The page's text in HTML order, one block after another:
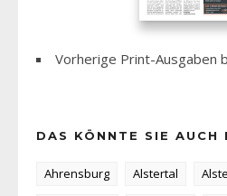
Vorherige Print-Ausgaben
DAS KÖNNTE SIE AUCH
Ahrensburg Alstertal